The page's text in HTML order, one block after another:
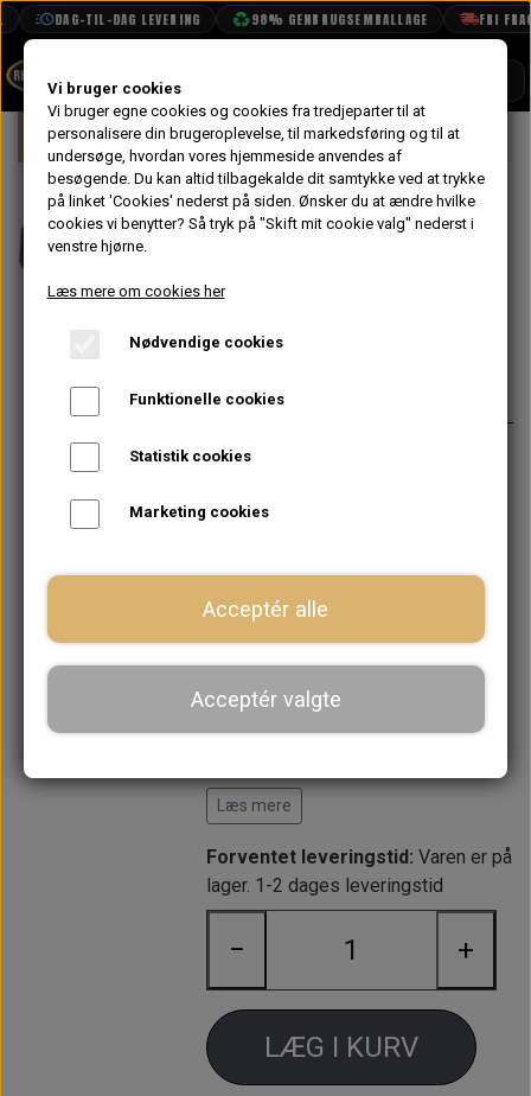
DAG-TIL-DAG LEVERING 98% GENBRUGSEMBALLAGE FRI
BOOK TID
PROJEKTER
TEKNISK DATA
VANDPOLERING
Forside Mini Elektrisk System Tænding
På lager
Afdækning til
Mini
368,00 kr.
Varenummer: NJT10004
Passer som udgangspunkt til alle
tilpasninger på SPi & MPi.
13H6461
Øverste beslag er NJU10002 (der
skal bruges 2 stk.)
Nederste beslag er JZV1073
Læs mere
Forventet leveringstid: Varen er på
lager. 1-2 dages leveringstid
− +
LÆG I KURV
Vi bruger cookies
Vi bruger egne cookies og cookies fra tredjeparter til at
personalisere din brugeroplevelse, til markedsføring og til at
undersøge, hvordan vores hjemmeside anvendes af
besøgende. Du kan altid tilbagekalde dit samtykke ved at trykke
på linket 'Cookies' nederst på siden. Ønsker du at ændre hvilke
cookies vi benytter? Så tryk på "Skift mit cookie valg" nederst i
venstre hjørne.
Læs mere om cookies her
Nødvendige cookies
Funktionelle cookies
Statistik cookies
Marketing cookies
Acceptér alle
Acceptér valgte